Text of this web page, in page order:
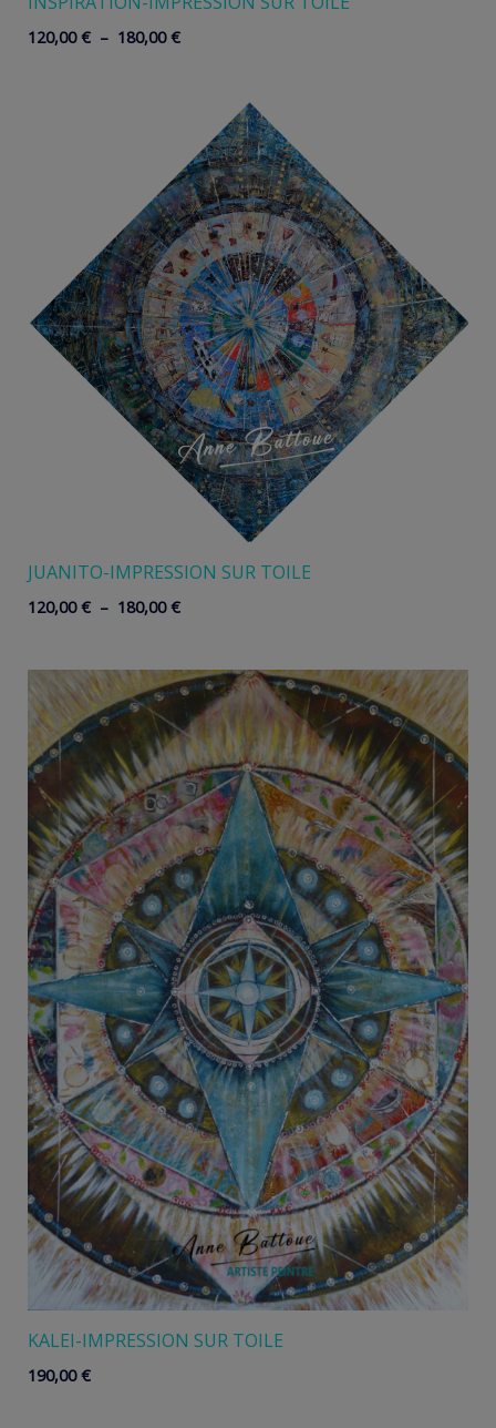
120,00€ – 180,00€Plage
180,00 €
JUANITO-IMPRESSION SUR TOILE
120,00€ – 180,00€Plage
120,00 €
à
180,00 €
KALEI-IMPRESSION SUR TOILE
190,00€